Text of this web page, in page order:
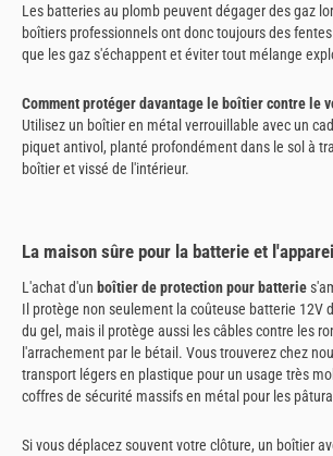
Les batteries au plomb peuvent dégager des gaz
boîtiers professionnels ont donc toujours des
que les gaz s'échappent et éviter tout mélange
Comment protéger davantage le boîtier contre le
Utilisez un boîtier en métal verrouillable avec un
piquet antivol, planté profondément dans le sol à
boîtier et vissé de l'intérieur.
La maison sûre pour la batterie et
L'achat d'un boîtier de protection pour batterie
Il protège non seulement la coûteuse batterie 12V
du gel, mais il protège aussi les câbles contre les
l'arrachement par le bétail. Vous trouverez chez
transport légers en plastique pour un usage très
coffres de sécurité massifs en métal pour les
Si vous déplacez souvent votre clôture, un boîtier